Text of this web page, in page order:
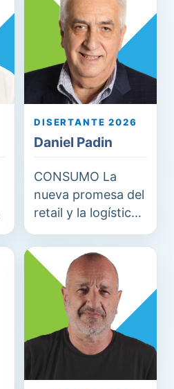
DISERTANTE 2026
Daniel Padin
CONSUMO La
nueva promesa del
retail y la logística
cumplirla
FJ